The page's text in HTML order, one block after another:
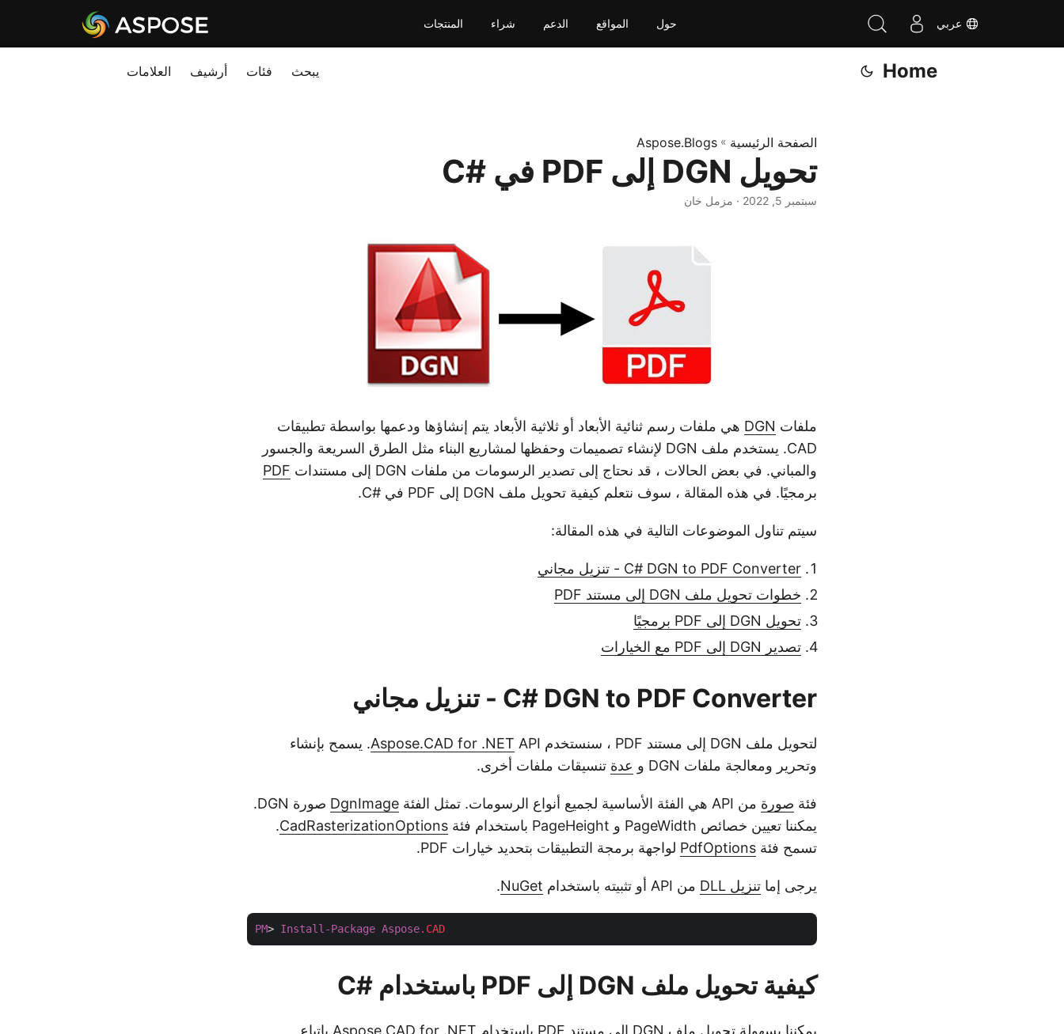
عربي المنتجات شراء الدعم المواقع حول
Home يبحث فئات أرشيف العلامات
الصفحة الرئيسية »
Aspose.Blogs
تحويل DGN إلى PDF في #C
سبتمبر 5, 2022 · مزمل خان
ملفات DGN هي ملفات رسم ثنائية الأبعاد أو ثلاثية الأبعاد يتم إنشاؤها ودعمها بواسطة تطبيقات
CAD. يستخدم ملف DGN لإنشاء تصميمات وحفظها لمشاريع البناء مثل الطرق السريعة والجسور
والمباني. في بعض الحالات ، قد نحتاج إلى تصدير الرسومات من ملفات DGN إلى مستندات
PDF
برمجيًا. في هذه المقالة ، سوف نتعلم كيفية تحويل ملف DGN إلى PDF في #C.
سيتم تناول الموضوعات التالية في هذه المقالة:
C# DGN to PDF Converter - تنزيل مجاني
خطوات تحويل ملف DGN إلى مستند PDF
تحويل DGN إلى PDF برمجيًا
تصدير DGN إلى PDF مع الخيارات
C# DGN to PDF Converter - تنزيل مجاني
لتحويل ملف DGN إلى مستند PDF ، سنستخدم Aspose.CAD for .NETAPI. يسمح بإنشاء
وتحرير ومعالجة ملفات DGN و
عدة تنسيقات ملفات أخرى.
فئة صورة من API هي الفئة الأساسية لجميع أنواع الرسومات. تمثل الفئة DgnImage
صورة DGN.
يمكننا تعيين خصائص PageWidth و PageHeight باستخدام فئة
CadRasterizationOptions
.
تسمح فئة PdfOptions لواجهة برمجة التطبيقات بتحديد خيارات PDF.
يرجى إما تنزيل DLL من API أو تثبيته باستخدام NuGet
.
PM> Install-Package Aspose.CAD
كيفية تحويل ملف DGN إلى PDF باستخدام #C
يمكننا بسهولة تحويل ملف DGN إلى مستند PDF باستخدام Aspose.CAD for .NET باتباع